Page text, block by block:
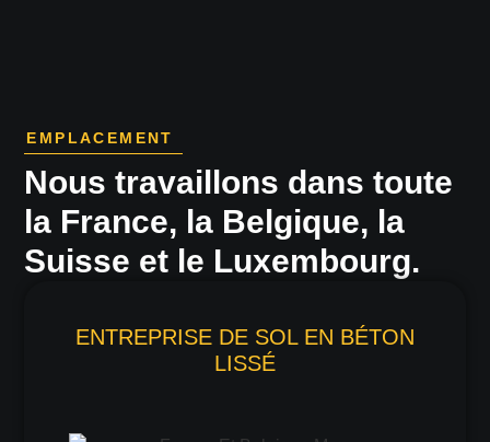
EMPLACEMENT
Nous travaillons dans toute
la France, la Belgique, la
Suisse et le Luxembourg.
ENTREPRISE DE SOL EN BÉTON
LISSÉ